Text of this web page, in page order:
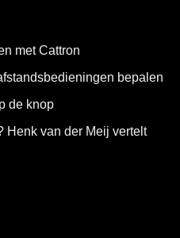
met Cattron
bepalen
de knop
Henk van der Meij vertelt